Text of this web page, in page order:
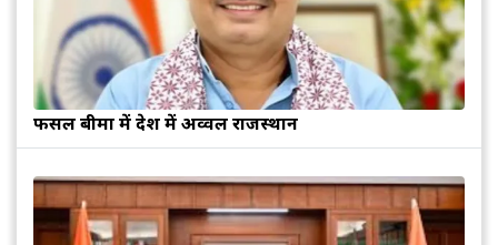
फसल बीमा में देश में अव्वल राजस्थान